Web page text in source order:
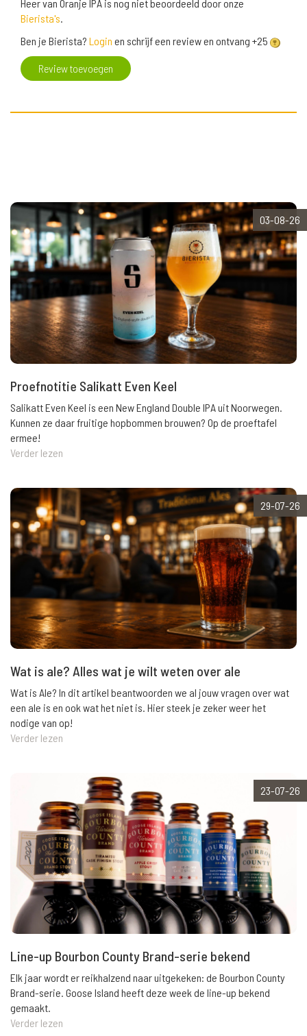
Heer van Oranje IPA is nog niet beoordeeld door onze
Bierista's.
Ben je Bierista? Login en schrijf een review en ontvang +25
Review toevoegen
03-08-26
Proefnotitie Salikatt Even Keel
Salikatt Even Keel is een New England Double IPA uit Noorwegen.
Kunnen ze daar fruitige hopbommen brouwen? Op de proeftafel
ermee!
Verder lezen
29-07-26
Wat is ale? Alles wat je wilt weten over ale
Wat is Ale? In dit artikel beantwoorden we al jouw vragen over wat
een ale is en ook wat het niet is. Hier steek je zeker weer het
nodige van op!
Verder lezen
23-07-26
Line-up Bourbon County Brand-serie bekend
Elk jaar wordt er reikhalzend naar uitgekeken: de Bourbon County
Brand-serie. Goose Island heeft deze week de line-up bekend
gemaakt.
Verder lezen